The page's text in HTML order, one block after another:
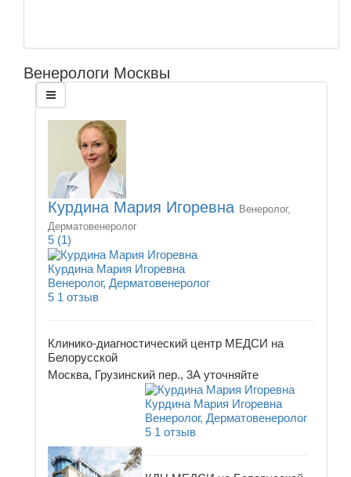
Венерологи Москвы
Курдина Мария Игоревна Венеролог,
Дерматовенеролог
5 (1)
Курдина Мария Игоревна
Венеролог, Дерматовенеролог
5 1 отзыв
Клинико-диагностический центр МЕДСИ на
Белорусской
Москва, Грузинский пер., 3А уточняйте
Курдина Мария Игоревна
Венеролог, Дерматовенеролог
5 1 отзыв